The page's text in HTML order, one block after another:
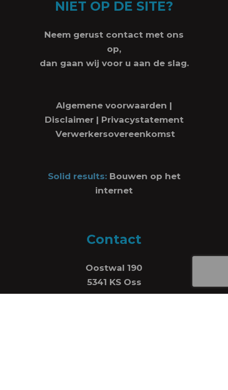
NIET OP DE SITE?
Neem gerust contact met ons
op,
dan gaan wij voor u aan de slag.
Algemene voorwaarden |
Disclaimer| Privacystatement
Verwerkersovereenkomst
Solid results: Bouwen op het
internet
Contact
Oostwal 190
5341 KS Oss